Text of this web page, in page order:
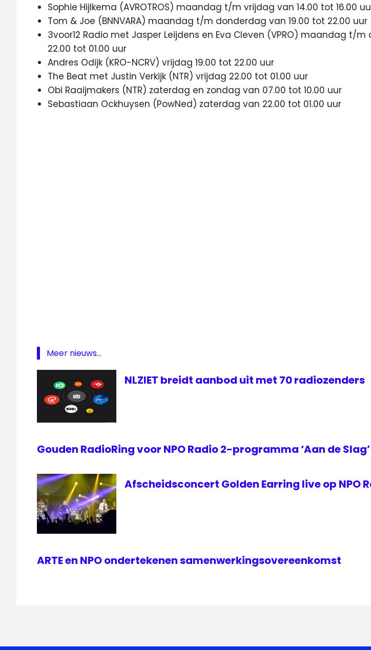
Sophie Hijlkema (AVROTROS) maandag t/m vrijdag van 14.00 tot 16.00
Tom & Joe (BNNVARA) maandag t/m donderdag van 19.00 tot 22.00 uur
3voor12 Radio met Jasper Leijdens en Eva Cleven (VPRO) maandag t/
22.00 tot 01.00 uur
Andres Odijk (KRO-NCRV) vrijdag 19.00 tot 22.00 uur
The Beat met Justin Verkijk (NTR) vrijdag 22.00 tot 01.00 uur
Obi Raaijmakers (NTR) zaterdag en zondag van 07.00 tot 10.00 uur
Sebastiaan Ockhuysen (PowNed) zaterdag van 22.00 tot 01.00 uur
Meer nieuws...
NLZIET breidt aanbod uit met 70 radiozenders
Gouden RadioRing voor NPO Radio 2-programma ‘Aan de Slag’
Afscheidsconcert Golden Earring live op NPO
ARTE en NPO ondertekenen samenwerkingsovereenkomst